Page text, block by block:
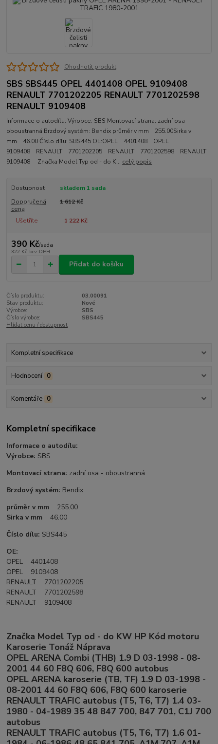
Ohodnotit produkt
SBS SBS445 OPEL 4401408 OPEL 9109408
RENAULT 7701202205 RENAULT 7701202598
RENAULT 9109408
Informace o autodílu: Výrobce: SBS Montovací strana: zadní osa -
oboustranná Brzdový systém: Bendix průměr v mm 255.00Sirka v
mm 46.00 Číslo dílu: SBS445 OE:OPEL 4401408 OPEL
9109408 RENAULT 7701202205 RENAULT 7701202598 RENAULT
9109408 Značka Model Typ od - do K... celý popis
Dostupnost
skladem 1 sada
Doporučená
cena
1 612 Kč
Ušetříte 1 222 Kč
390 Kč/sada
322 Kč bez DPH
Přidat do košíku
Číslo produktu:
03.00091
Stav produktu:
Nové
Výrobce:
SBS
Číslo výrobce:
SBS445
Hlídat cenu / dostupnost
Kompletní specifikace
Hodnocení 0
Komentáře 0
Kompletní specifikace
Informace o autodílu:
Výrobce: SBS
Montovací strana: zadní osa - oboustranná
Brzdový systém: Bendix
průměr v mm 255.00
Sirka v mm46.00
Číslo dílu: SBS445
OE:
OPEL 4401408
OPEL 9109408
RENAULT 7701202205
RENAULT 7701202598
RENAULT 9109408
Značka Model Typ od - do KW HP Kód motoru
Karoserie Tonáž Náprava
OPEL ARENA Combi (THB) 1.9 D 03-1998 - 08-
2001 44 60 F8Q 606, F8Q 600 autobus
OPEL ARENA karoserie (TB, TF) 1.9 D 03-1998 -
08-2001 44 60 F8Q 606, F8Q 600 karoserie
RENAULT TRAFIC autobus (T5, T6, T7) 1.4 03-
1980 - 04-1989 35 48 847 700, 847 701, C1J 700
autobus
RENAULT TRAFIC autobus (T5, T6, T7) 1.6 01-